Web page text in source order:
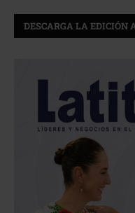
DESCARGA LA EDICIÓN